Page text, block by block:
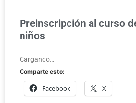
Preinscripción al curso
niños
Cargando…
Comparte esto:
Facebook X